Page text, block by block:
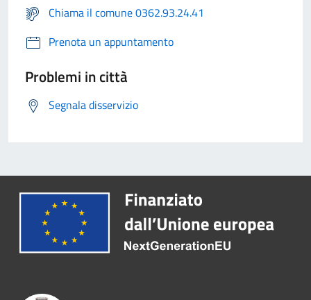
Chiama il comune 0362.93.24.41
Prenota un appuntamento
Problemi in città
Segnala disservizio